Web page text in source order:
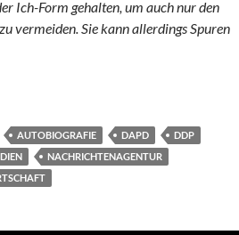
Ich-Form gehalten, um auch nur den
vermeiden. Sie kann allerdings Spuren
Journalisten
AUTOBIOGRAFIE DAPD
DDP
NACHRICHTENAGENTUR